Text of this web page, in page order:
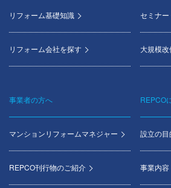
リフォーム基礎知識
リフォーム会社を探す
セミナ
大規模
事業者の方へ
マンションリフォームマネジャー
REPCO刊行物のご紹介
REPCO
設立の目
事業内容